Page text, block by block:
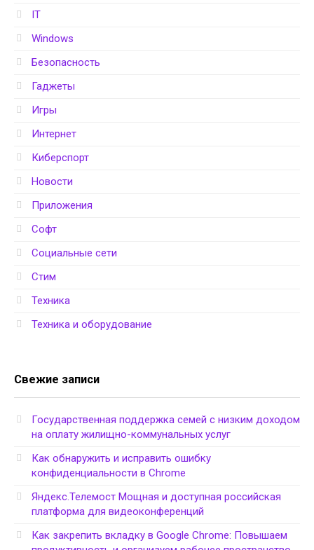
IT
Windows
Безопасность
Гаджеты
Игры
Интернет
Киберспорт
Новости
Приложения
Софт
Социальные сети
Стим
Техника
Техника и оборудование
Свежие записи
Государственная поддержка семей с низким доходом
на оплату жилищно-коммунальных услуг
Как обнаружить и исправить ошибку
конфиденциальности в Chrome
Яндекс.Телемост Мощная и доступная российская
платформа для видеоконференций
Как закрепить вкладку в Google Chrome: Повышаем